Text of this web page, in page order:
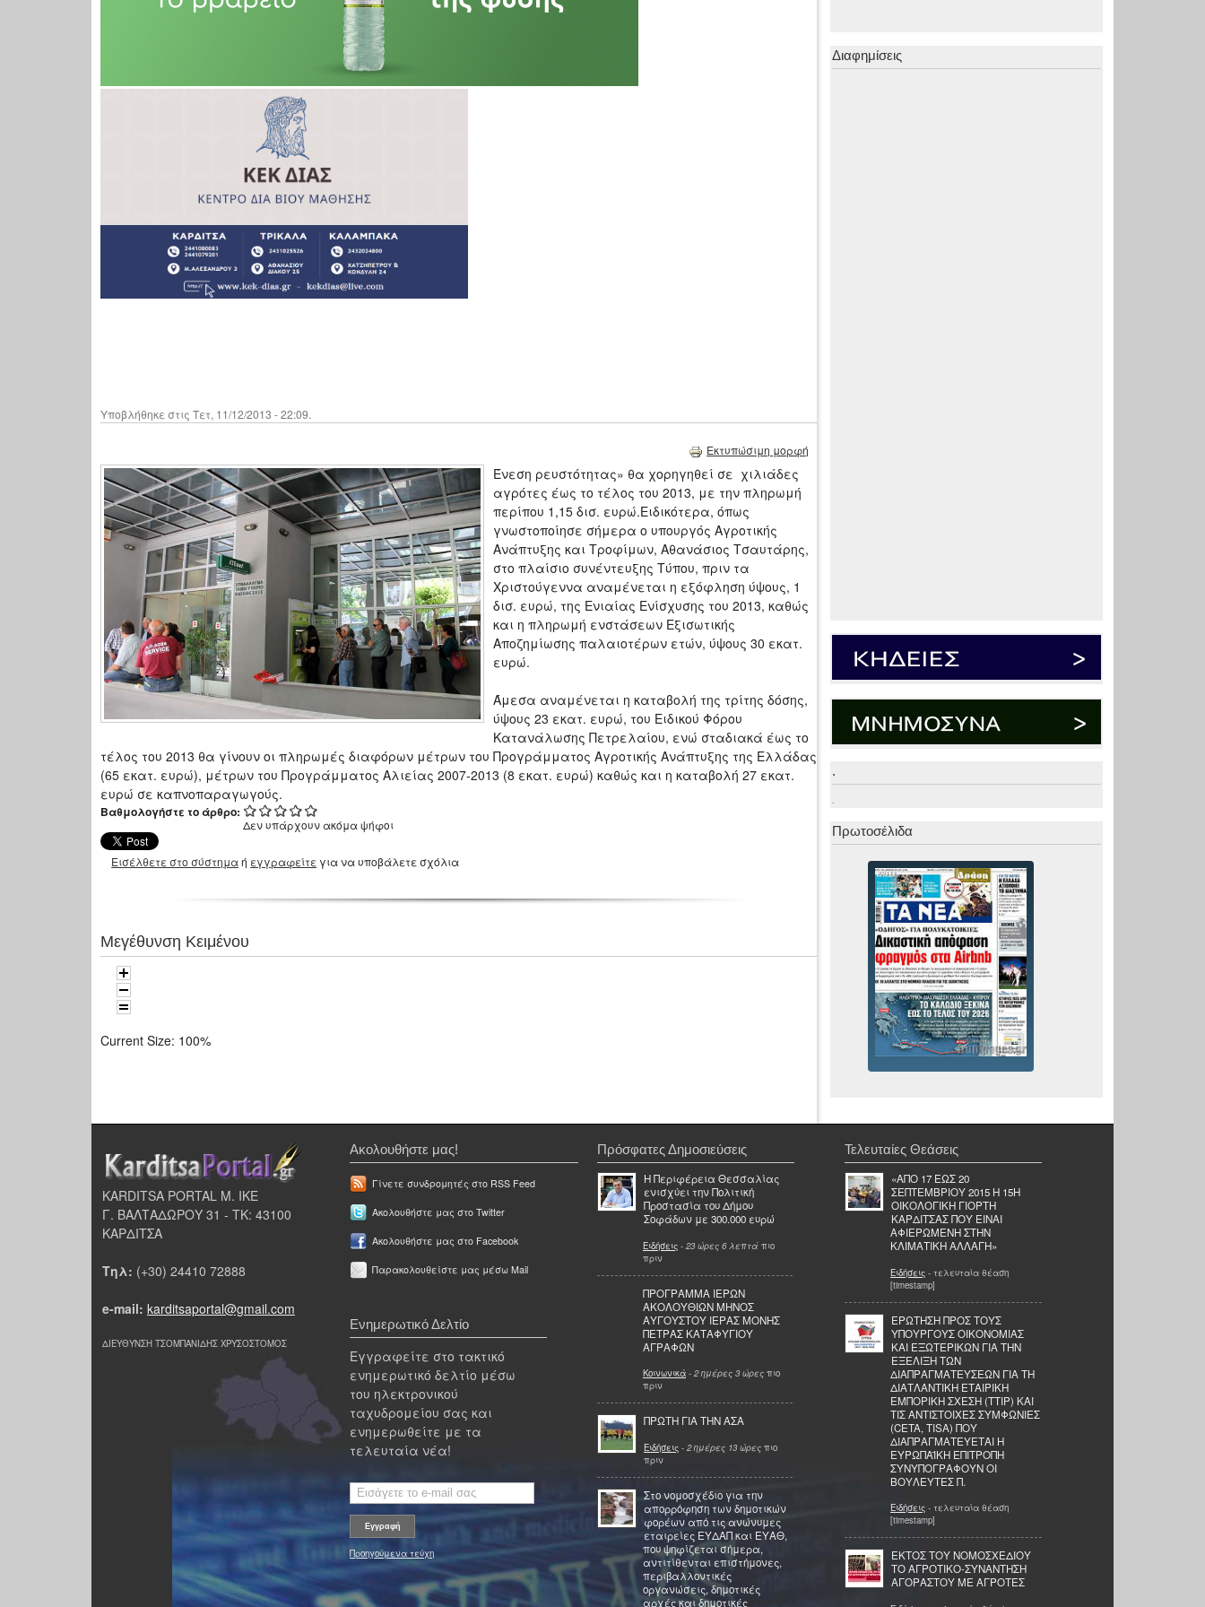
Υποβλήθηκε στις Τετ, 11/12/2013 - 22:09.
Εκτυπώσιμη μορφή
Ένεση ρευστότητας» θα χορηγηθεί σε χιλιάδες
αγρότες έως το τέλος του 2013, με την πληρωμή
περίπου 1,15 δισ. ευρώ.Ειδικότερα, όπως
γνωστοποίησε σήμερα ο υπουργός Αγροτικής
Ανάπτυξης και Τροφίμων, Αθανάσιος Τσαυτάρης,
στο πλαίσιο συνέντευξης Τύπου, πριν τα
Χριστούγεννα αναμένεται η εξόφληση ύψους, 1
δισ. ευρώ, της Ενιαίας Ενίσχυσης του 2013, καθώς
και η πληρωμή ενστάσεων Εξισωτικής
Αποζημίωσης παλαιοτέρων ετών, ύψους 30 εκατ.
ευρώ.
Άμεσα αναμένεται η καταβολή της τρίτης δόσης,
ύψους 23 εκατ. ευρώ, του Ειδικού Φόρου
Κατανάλωσης Πετρελαίου, ενώ σταδιακά έως το
τέλος του 2013 θα γίνουν οι πληρωμές διαφόρων μέτρων του Προγράμματος Αγροτικής Ανάπτυξης της Ελλάδας
(65 εκατ. ευρώ), μέτρων του Προγράμματος Αλιείας 2007-2013 (8 εκατ. ευρώ) καθώς και η καταβολή 27 εκατ.
ευρώ σε καπνοπαραγωγούς.
Βαθμολογήστε το άρθρο:
Δεν υπάρχουν ακόμα ψήφοι
Εισέλθετε στο σύστημαή εγγραφείτε για να υποβάλετε σχόλια
Μεγέθυνση Κειμένου
Current Size: 100%
Διαφημίσεις
.
.
Πρωτοσέλιδα
KARDITSA PORTAL Μ. ΙΚΕ
Γ. ΒΑΛΤΑΔΩΡΟΥ 31 - ΤΚ: 43100
ΚΑΡΔΙΤΣΑ
Τηλ: (+30) 24410 72888
e-mail: karditsaportal@gmail.com
ΔΙΕΥΘΥΝΣΗ ΤΣΟΜΠΑΝΙΔΗΣ ΧΡΥΣΟΣΤΟΜΟΣ
Ακολουθήστε μας!
Γίνετε συνδρομητές στο RSS Feed
Ακολουθήστε μας στο Twitter
Ακολουθήστε μας στο Facebook
Παρακολουθείστε μας μέσω Mail
Ενημερωτικό Δελτίο
Εγγραφείτε στο τακτικό
ενημερωτικό δελτίο μέσω
του ηλεκτρονικού
ταχυδρομείου σας και
ενημερωθείτε με τα
τελευταία νέα!
Προηγούμενα τεύχη
Πρόσφατες Δημοσιεύσεις
Η Περιφέρεια Θεσσαλίας
ενισχύει την Πολιτική
Προστασία του Δήμου
Σοφάδων με 300.000 ευρώ
Ειδήσεις - 23 ώρες 6 λεπτά πιο
πριν
ΠΡΟΓΡΑΜΜΑ ΙΕΡΩΝ
ΑΚΟΛΟΥΘΙΩΝ ΜΗΝΟΣ
ΑΥΓΟΥΣΤΟΥ ΙΕΡΑΣ ΜΟΝΗΣ
ΠΕΤΡΑΣ ΚΑΤΑΦΥΓΙΟΥ
ΑΓΡΑΦΩΝ
Κοινωνικά - 2 ημέρες 3 ώρες πιο
πριν
ΠΡΩΤΗ ΓΙΑ ΤΗΝ ΑΣΑ
Ειδήσεις - 2 ημέρες 13 ώρες πιο
πριν
Στο νομοσχέδιο για την
απορρόφηση των δημοτικών
φορέων από τις ανώνυμες
εταιρείες ΕΥΔΑΠ και ΕΥΑΘ,
που ψηφίζεται σήμερα,
αντιτίθενται επιστήμονες,
περιβαλλοντικές
οργανώσεις, δημοτικές
αρχές και δημοτικές
Τελευταίες Θεάσεις
«ΑΠΟ 17 ΕΩΣ 20
ΣΕΠΤΕΜΒΡΙΟΥ 2015 Η 15Η
ΟΙΚΟΛΟΓΙΚΗ ΓΙΟΡΤΗ
ΚΑΡΔΙΤΣΑΣ ΠΟΥ ΕΙΝΑΙ
ΑΦΙΕΡΩΜΕΝΗ ΣΤΗΝ
ΚΛΙΜΑΤΙΚΗ ΑΛΛΑΓΗ»
Ειδήσεις - τελευταία θέαση
[timestamp]
ΕΡΩΤΗΣΗ ΠΡΟΣ ΤΟΥΣ
ΥΠΟΥΡΓΟΥΣ ΟΙΚΟΝΟΜΙΑΣ
ΚΑΙ ΕΞΩΤΕΡΙΚΩΝ ΓΙΑ ΤΗΝ
ΕΞΕΛΙΞΗ ΤΩΝ
ΔΙΑΠΡΑΓΜΑΤΕΥΣΕΩΝ ΓΙΑ ΤΗ
ΔΙΑΤΛΑΝΤΙΚΗ ΕΤΑΙΡΙΚΗ
ΕΜΠΟΡΙΚΗ ΣΧΕΣΗ (TTIP) ΚΑΙ
ΤΙΣ ΑΝΤΙΣΤΟΙΧΕΣ ΣΥΜΦΩΝΙΕΣ
(CETA, TISA) ΠΟΥ
ΔΙΑΠΡΑΓΜΑΤΕΥΕΤΑΙ Η
ΕΥΡΩΠΑΪΚΗ ΕΠΙΤΡΟΠΗ
ΣΥΝΥΠΟΓΡΑΦΟΥΝ ΟΙ
ΒΟΥΛΕΥΤΕΣ Π.
Ειδήσεις - τελευταία θέαση
[timestamp]
ΕΚΤΟΣ ΤΟΥ ΝΟΜΟΣΧΕΔΙΟΥ
ΤΟ ΑΓΡΟΤΙΚΟ-ΣΥΝΑΝΤΗΣΗ
ΑΓΟΡΑΣΤΟΥ ΜΕ ΑΓΡΟΤΕΣ